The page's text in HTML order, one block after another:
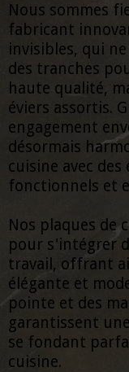
Nous sommes
fabricant
invisibles, qui
des tranches
haute qualité,
éviers assortis.
engagement
désormais
cuisine avec
fonctionnels et
Nos plaques de
pour s'intégrer
travail, offrant
élégante et
pointe et des
garantissent
se fondant
cuisine.